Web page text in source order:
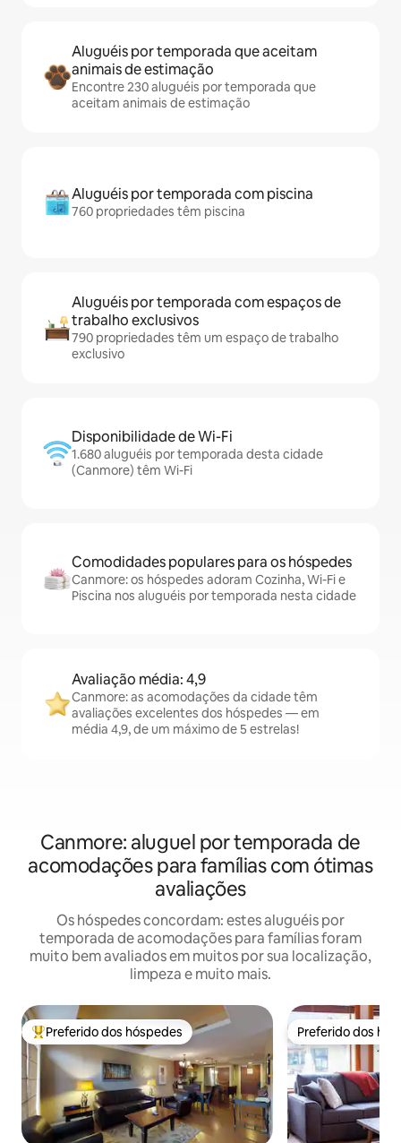
Aluguéis por temporada que aceitam
animais de estimação
Encontre 230 aluguéis por temporada que
aceitam animais de estimação
Aluguéis por temporada com piscina
760 propriedades têm piscina
Aluguéis por temporada com espaços de
trabalho exclusivos
790 propriedades têm um espaço de trabalho
exclusivo
Disponibilidade de Wi-Fi
1.680 aluguéis por temporada desta cidade
(Canmore) têm Wi-Fi
Comodidades populares para os hóspedes
Canmore: os hóspedes adoram Cozinha, Wi-Fi e
Piscina nos aluguéis por temporada nesta cidade
Avaliação média: 4,9
Canmore: as acomodações da cidade têm
avaliações excelentes dos hóspedes — em
média 4,9, de um máximo de 5 estrelas!
Canmore: aluguel por temporada de
acomodações para famílias com ótimas
avaliações
Os hóspedes concordam: estes aluguéis por
temporada de acomodações para famílias foram
muito bem avaliados em muitos por sua localização,
limpeza e muito mais.
Entre os melhores preferidos dos hóspedes
Preferido dos hóspedes Preferido dos
Preferido dos